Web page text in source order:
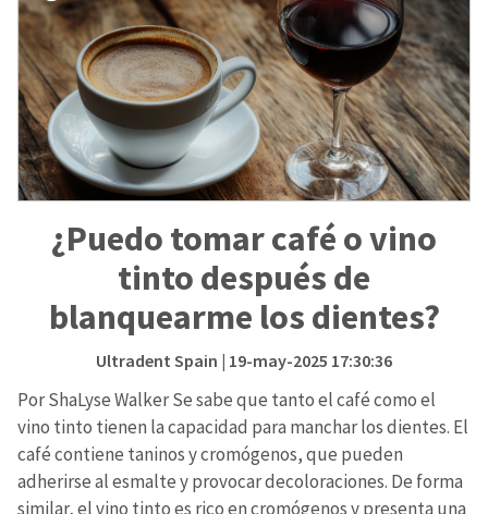
¿Puedo tomar café o vino
tinto después de
blanquearme los dientes?
Ultradent Spain | 19-may-2025 17:30:36
Por ShaLyse Walker Se sabe que tanto el café como el
vino tinto tienen la capacidad para manchar los dientes. El
café contiene taninos y cromógenos, que pueden
adherirse al esmalte y provocar decoloraciones. De forma
similar, el vino tinto es rico en cromógenos y presenta una